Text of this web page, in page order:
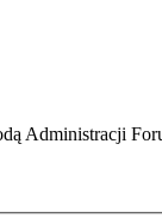
Administracji